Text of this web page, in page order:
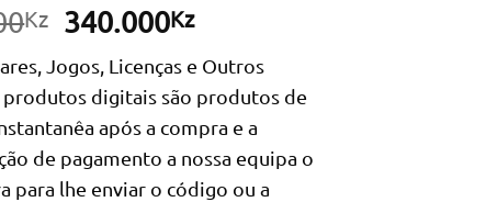
Kz O
original
era:
440.000Kz.
340.000KzO
atual
é:
340.000Kz.
Jogos, Licenças e Outros
produtos digitais são produtos de
após a compra e a
de pagamento a nossa equipa o
para lhe enviar o código ou a